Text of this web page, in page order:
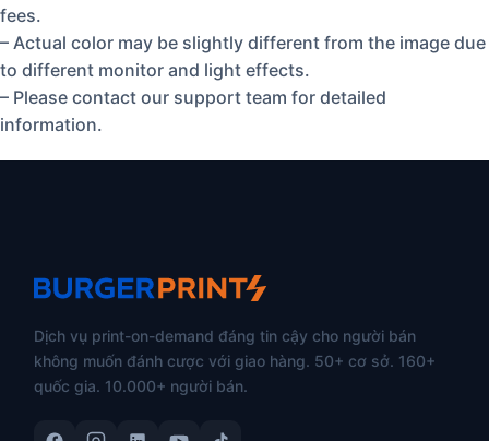
fees.
– Actual color may be slightly different from the image due
to different monitor and light effects.
– Please contact our support team for detailed
information.
Dịch vụ print-on-demand đáng tin cậy cho người bán
không muốn đánh cược với giao hàng. 50+ cơ sở. 160+
quốc gia. 10.000+ người bán.